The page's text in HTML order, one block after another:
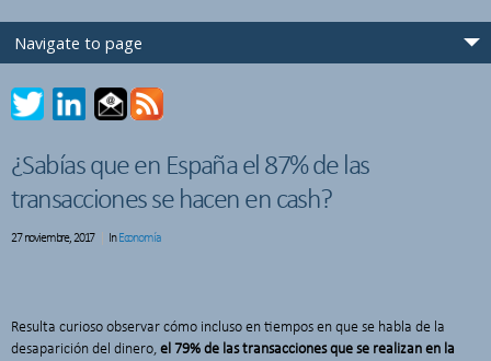
¿Sabías que en España el 87% de las
transacciones se hacen en cash?
27 noviembre, 2017 In Economía
Resulta curioso observar cómo incluso en tiempos en que se habla de la
desaparición del dinero, el 79% de las transacciones que se realizan en la